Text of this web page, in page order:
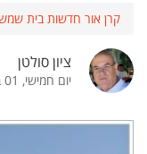
קרן אור חדשות בית
ציון סולטן
יום חמישי, 01 באוגוסט 2024, 15:38